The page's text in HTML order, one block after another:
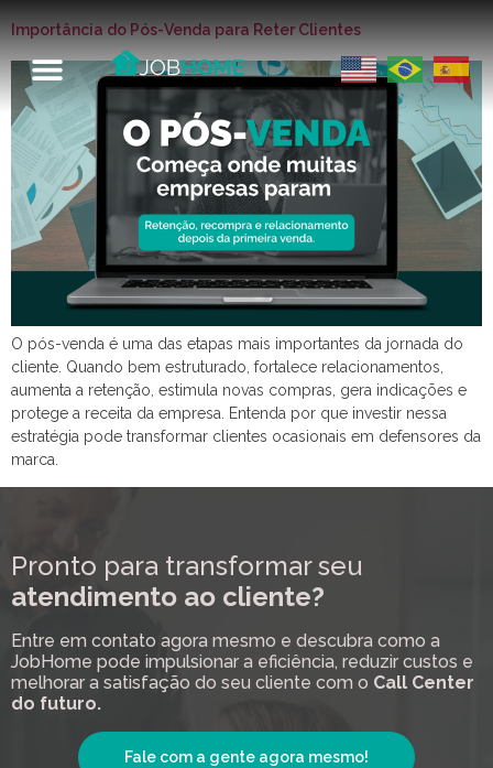
Importância do Pós-Venda para Reter Clientes
O pós-venda é uma das etapas mais importantes da jornada do
cliente. Quando bem estruturado, fortalece relacionamentos,
aumenta a retenção, estimula novas compras, gera indicações e
protege a receita da empresa. Entenda por que investir nessa
estratégia pode transformar clientes ocasionais em defensores da
marca.
Pronto para transformar seu
atendimento ao cliente?
Entre em contato agora mesmo e descubra como a
JobHome pode impulsionar a eficiência, reduzir custos e
melhorar a satisfação do seu cliente com o Call Center
do futuro.
Fale com a gente agora mesmo!